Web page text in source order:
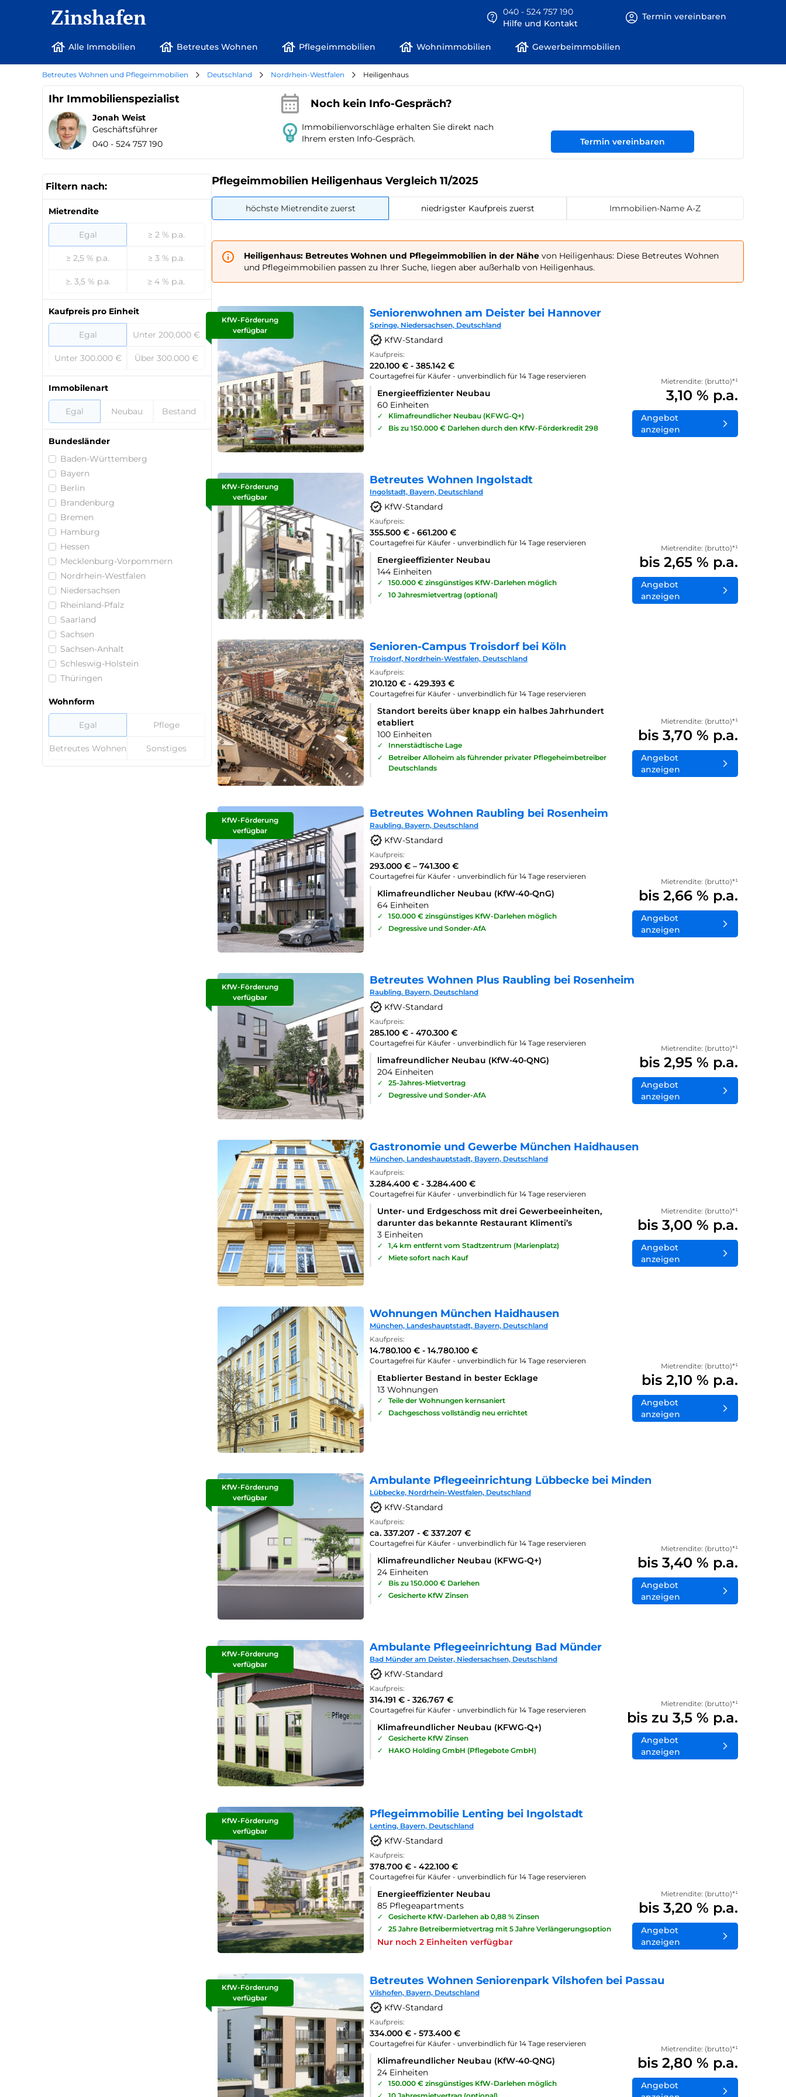
Zinshafen
040 - 524 757 190
Hilfe und Kontakt
Termin vereinbaren
Alle Immobilien Betreutes Wohnen Pflegeimmobilien Wohnimmobilien Gewerbeimmobilien
Betreutes Wohnen und Pflegeimmobilien Deutschland Nordrhein-Westfalen Heiligenhaus
Ihr Immobilienspezialist
Jonah Weist
Geschäftsführer
040 - 524 757 190
Noch kein Info-Gespräch?
Immobilienvorschläge erhalten Sie direkt nach
Ihrem ersten Info-Gespräch.
Termin vereinbaren
Filtern nach:
Mietrendite
Egal ≥ 2 % p.a.
≥ 2,5 % p.a. ≥ 3 % p.a.
≥. 3,5 % p.a. ≥ 4 % p.a.
Kaufpreis pro Einheit
Egal Unter 200.000 €
Unter 300.000 € Über 300.000 €
Immobilenart
Egal Neubau Bestand
Bundesländer
Baden-Württemberg
Bayern
Berlin
Brandenburg
Bremen
Hamburg
Hessen
Mecklenburg-Vorpommern
Nordrhein-Westfalen
Niedersachsen
Rheinland-Pfalz
Saarland
Sachsen
Sachsen-Anhalt
Schleswig-Holstein
Thüringen
Wohnform
Egal Pflege
Betreutes Wohnen Sonstiges
Pflegeimmobilien Heiligenhaus Vergleich 11/2025
höchste Mietrendite zuerst niedrigster Kaufpreis zuerst Immobilien-Name A-Z
Heiligenhaus: Betreutes Wohnen und Pflegeimmobilien in der Nähe von Heiligenhaus: Diese Betreutes Wohnen
und Pflegeimmobilien passen zu Ihrer Suche, liegen aber außerhalb von Heiligenhaus.
KfW-Förderung
verfügbar
Seniorenwohnen am Deister bei Hannover
Springe, Niedersachsen, Deutschland
KfW-Standard
Kaufpreis:
220.100 € - 385.142 €
Courtagefrei für Käufer - unverbindlich für 14 Tage reservieren
Energieeffizienter Neubau
60 Einheiten
✓
Klimafreundlicher Neubau (KFWG-Q+)
✓
Bis zu 150.000 € Darlehen durch den KfW-Förderkredit 298
Mietrendite: (brutto)*¹
3,10 % p.a.
Angebot
anzeigen
KfW-Förderung
verfügbar
Betreutes Wohnen Ingolstadt
Ingolstadt, Bayern, Deutschland
KfW-Standard
Kaufpreis:
355.500 € - 661.200 €
Courtagefrei für Käufer - unverbindlich für 14 Tage reservieren
Energieeffizienter Neubau
144 Einheiten
✓
150.000 € zinsgünstiges KfW-Darlehen möglich
✓
10 Jahresmietvertrag (optional)
Mietrendite: (brutto)*¹
bis 2,65 % p.a.
Angebot
anzeigen
Senioren-Campus Troisdorf bei Köln
Troisdorf, Nordrhein-Westfalen, Deutschland
Kaufpreis:
210.120 € - 429.393 €
Courtagefrei für Käufer - unverbindlich für 14 Tage reservieren
Standort bereits über knapp ein halbes Jahrhundert
etabliert
100 Einheiten
✓
Innerstädtische Lage
✓
Betreiber Alloheim als führender privater Pflegeheimbetreiber
Deutschlands
Mietrendite: (brutto)*¹
bis 3,70 % p.a.
Angebot
anzeigen
KfW-Förderung
verfügbar
Betreutes Wohnen Raubling bei Rosenheim
Raubling. Bayern, Deutschland
KfW-Standard
Kaufpreis:
293.000 € – 741.300 €
Courtagefrei für Käufer - unverbindlich für 14 Tage reservieren
Klimafreundlicher Neubau (KfW-40-QnG)
64 Einheiten
✓
150.000 € zinsgünstiges KfW-Darlehen möglich
✓
Degressive und Sonder-AfA
Mietrendite: (brutto)*¹
bis 2,66 % p.a.
Angebot
anzeigen
KfW-Förderung
verfügbar
Betreutes Wohnen Plus Raubling bei Rosenheim
Raubling. Bayern, Deutschland
KfW-Standard
Kaufpreis:
285.100 € - 470.300 €
Courtagefrei für Käufer - unverbindlich für 14 Tage reservieren
limafreundlicher Neubau (KfW-40-QNG)
204 Einheiten
✓
25-Jahres-Mietvertrag
✓
Degressive und Sonder-AfA
Mietrendite: (brutto)*¹
bis 2,95 % p.a.
Angebot
anzeigen
Gastronomie und Gewerbe München Haidhausen
München, Landeshauptstadt, Bayern, Deutschland
Kaufpreis:
3.284.400 € - 3.284.400 €
Courtagefrei für Käufer - unverbindlich für 14 Tage reservieren
Unter- und Erdgeschoss mit drei Gewerbeeinheiten,
darunter das bekannte Restaurant Klimenti’s
3 Einheiten
✓
1,4 km entfernt vom Stadtzentrum (Marienplatz)
✓
Miete sofort nach Kauf
Mietrendite: (brutto)*¹
bis 3,00 % p.a.
Angebot
anzeigen
Wohnungen München Haidhausen
München, Landeshauptstadt, Bayern, Deutschland
Kaufpreis:
14.780.100 € - 14.780.100 €
Courtagefrei für Käufer - unverbindlich für 14 Tage reservieren
Etablierter Bestand in bester Ecklage
13 Wohnungen
✓
Teile der Wohnungen kernsaniert
✓
Dachgeschoss vollständig neu errichtet
Mietrendite: (brutto)*¹
bis 2,10 % p.a.
Angebot
anzeigen
KfW-Förderung
verfügbar
Ambulante Pflegeeinrichtung Lübbecke bei Minden
Lübbecke, Nordrhein-Westfalen, Deutschland
KfW-Standard
Kaufpreis:
ca. 337.207 - € 337.207 €
Courtagefrei für Käufer - unverbindlich für 14 Tage reservieren
Klimafreundlicher Neubau (KFWG-Q+)
24 Einheiten
✓
Bis zu 150.000 € Darlehen
✓
Gesicherte KfW Zinsen
Mietrendite: (brutto)*¹
bis 3,40 % p.a.
Angebot
anzeigen
KfW-Förderung
verfügbar
Ambulante Pflegeeinrichtung Bad Münder
Bad Münder am Deister, Niedersachsen, Deutschland
KfW-Standard
Kaufpreis:
314.191 € - 326.767 €
Courtagefrei für Käufer - unverbindlich für 14 Tage reservieren
Klimafreundlicher Neubau (KFWG-Q+)
✓
Gesicherte KfW Zinsen
✓
HAKO Holding GmbH (Pflegebote GmbH)
Mietrendite: (brutto)*¹
bis zu 3,5 % p.a.
Angebot
anzeigen
KfW-Förderung
verfügbar
Pflegeimmobilie Lenting bei Ingolstadt
Lenting, Bayern, Deutschland
KfW-Standard
Kaufpreis:
378.700 € - 422.100 €
Courtagefrei für Käufer - unverbindlich für 14 Tage reservieren
Energieeffizienter Neubau
85 Pflegeapartments
✓
Gesicherte KfW-Darlehen ab 0,88 % Zinsen
✓
25 Jahre Betreibermietvertrag mit 5 Jahre Verlängerungsoption
Nur noch 2 Einheiten verfügbar
Mietrendite: (brutto)*¹
bis 3,20 % p.a.
Angebot
anzeigen
KfW-Förderung
verfügbar
Betreutes Wohnen Seniorenpark Vilshofen bei Passau
Vilshofen, Bayern, Deutschland
KfW-Standard
Kaufpreis:
334.000 € - 573.400 €
Courtagefrei für Käufer - unverbindlich für 14 Tage reservieren
Klimafreundlicher Neubau (KfW-40-QNG)
24 Einheiten
✓
150.000 € zinsgünstiges KfW-Darlehen möglich
Mietrendite: (brutto)*¹
bis 2,80 % p.a.
Angebot